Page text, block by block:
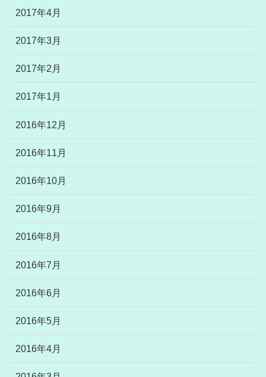
2017年4月
2017年3月
2017年2月
2017年1月
2016年12月
2016年11月
2016年10月
2016年9月
2016年8月
2016年7月
2016年6月
2016年5月
2016年4月